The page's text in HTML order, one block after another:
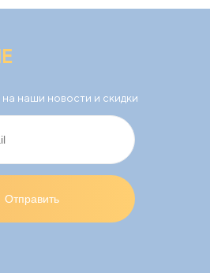
наши новости и скидки